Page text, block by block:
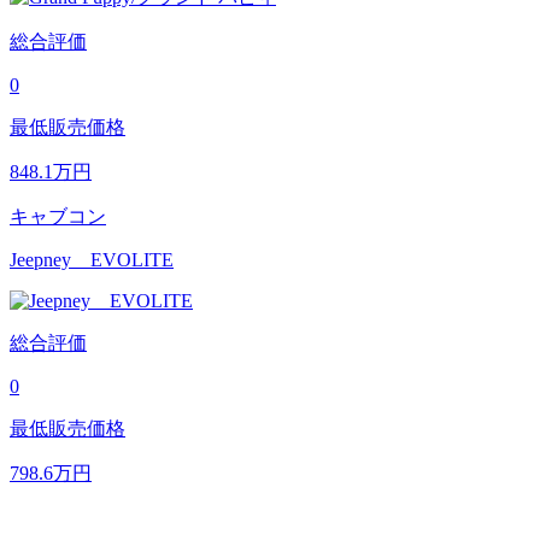
総合評価
0
最低販売価格
848.1万円
キャブコン
Jeepney EVOLITE
総合評価
0
最低販売価格
798.6万円